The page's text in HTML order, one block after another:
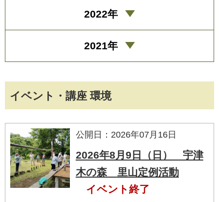
イベント・講座 環境
公開日：2026年07月16日
2026年8月9日（日） 宇津
木の森 里山定例活動
イベント終了
2022年
2021年